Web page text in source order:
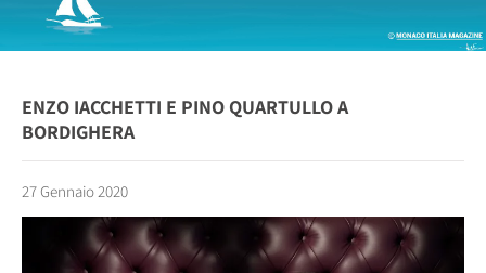
ENZO IACCHETTI E PINO QUARTULLO A
BORDIGHERA
27 Gennaio 2020